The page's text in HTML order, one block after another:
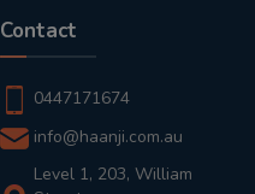
Contact
0447171674
info@haanji.com.au
Level 1, 203, William